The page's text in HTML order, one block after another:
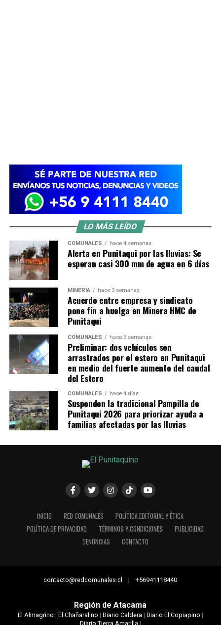
LO MÁS LEÍDO
COMUNALES hace 4 semanas
Alerta en Punitaqui por las lluvias: Se
esperan casi 300 mm de agua en 6 días
MINERÍA hace 3 semanas
Acuerdo entre empresa y sindicato
pone fin a huelga en Minera HMC de
Punitaqui
COMUNALES hace 3 semanas
Preliminar: dos vehículos son
arrastrados por el estero en Punitaqui
en medio del fuerte aumento del caudal
del Estero
COMUNALES hace 4 días
Suspenden la tradicional Pampilla de
Punitaqui 2026 para priorizar ayuda a
familias afectadas por las lluvias
INICIO RED COMUNALES
POLÍTICA EDITORIAL Y ÉTICA
POLÍTICA DE PRIVACIDAD
TÉRMINOS Y CONDICIONES
PUBLICIDAD
DENUNCIAS
CONTACTO
contacto@redcomunales.cl | +56941118440
Región de Atacama
El Almagrino | El Chañaralino | Diario Caldera | Diario El Copiapino |
Diario Tierra Amarilla |